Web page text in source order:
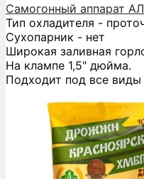
Самогонный аппарат
Тип охладителя -
Сухопарник - нет
Широкая заливная
На клампе 1,5" дюйма.
Подходит под все виды